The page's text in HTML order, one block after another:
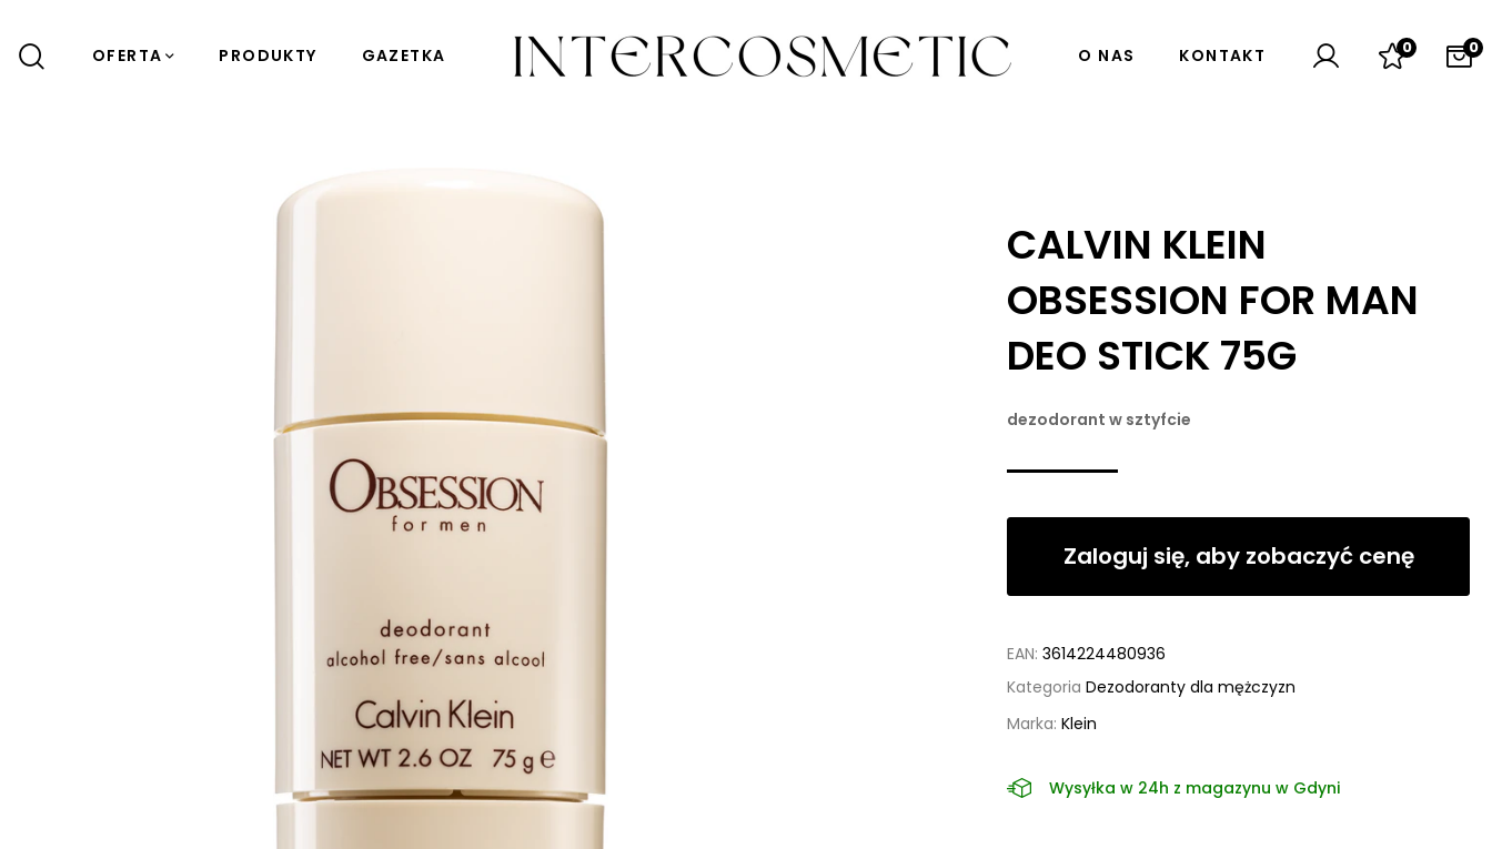
OFERTA PRODUKTY GAZETKA O NAS KONTAKT 0 0
CALVIN KLEIN
OBSESSION FOR MAN
DEO STICK 75G
dezodorant w sztyfcie
Zaloguj się, aby zobaczyć cenę
EAN:3614224480936
Kategoria Dezodoranty dla mężczyzn
Marka:Klein
Wysyłka w 24h z magazynu w Gdyni